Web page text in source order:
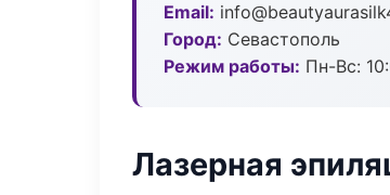
Email:
Город: Севастополь
Режим работы: Пн-Вс:
Лазерная